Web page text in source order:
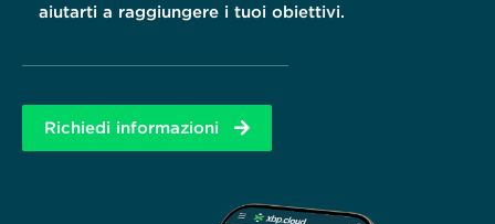
aiutarti a raggiungere i tuoi obiettivi.
Richiedi informazioni